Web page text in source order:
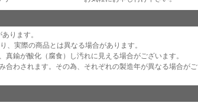
ります。
実際の商品とは異なる場合があります。
鍮が酸化（腐食）し汚れに見える場合がございます。
わされます。その為、それぞれの製造年が異なる場合がご